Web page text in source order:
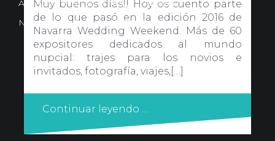
Muy buenos días!! Hoy os cuento parte
de lo que pasó en la edición 2016 de
Navarra Wedding Weekend. Más de 60
expositores dedicados al mundo
nupcial: trajes para los novios e
invitados, fotografía, viajes,[…]
Continuar leyendo …
Avd. Comercial 20 Barañain (Navarra)
Nota Legal
·Privacidad· Política de Cookies